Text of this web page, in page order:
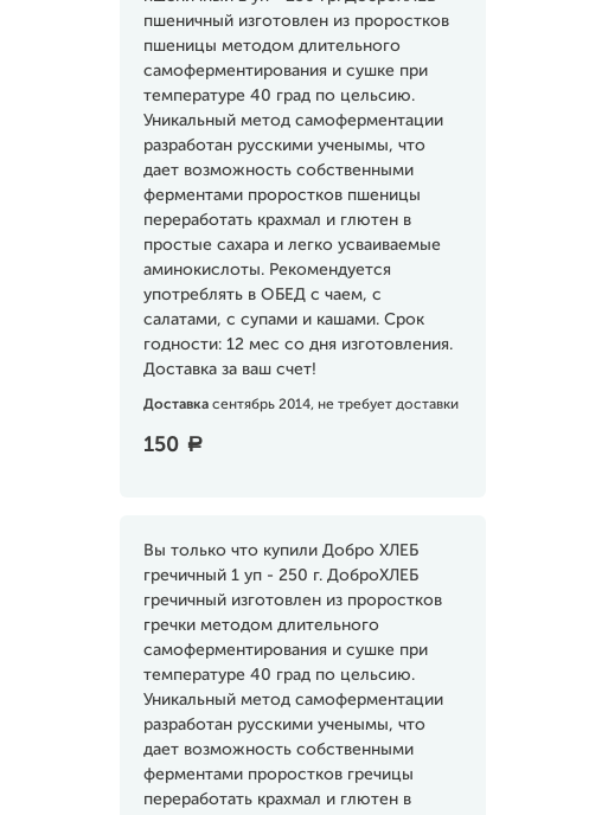
пшеничный изготовлен из проростков
пшеницы методом длительного
самоферментирования и сушке при
температуре 40 град по цельсию.
Уникальный метод самоферментации
разработан русскими ученымы, что
дает возможность собственными
ферментами проростков пшеницы
переработать крахмал и глютен в
простые сахара и легко усваиваемые
аминокислоты. Рекомендуется
употреблять в ОБЕД с чаем, с
салатами, с супами и кашами. Срок
годности: 12 мес со дня изготовления.
Доставка за ваш счет!
Доставка сентябрь 2014, не требует доставки
150 a
Вы только что купили Добро ХЛЕБ
гречичный 1 уп - 250 г. ДоброХЛЕБ
гречичный изготовлен из проростков
гречки методом длительного
самоферментирования и сушке при
температуре 40 град по цельсию.
Уникальный метод самоферментации
разработан русскими ученымы, что
дает возможность собственными
ферментами проростков гречицы
переработать крахмал и глютен в